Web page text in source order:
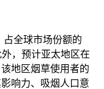
占全球市场份额的
，预计亚太地区在
地区烟草使用者的
响力、吸烟人口意